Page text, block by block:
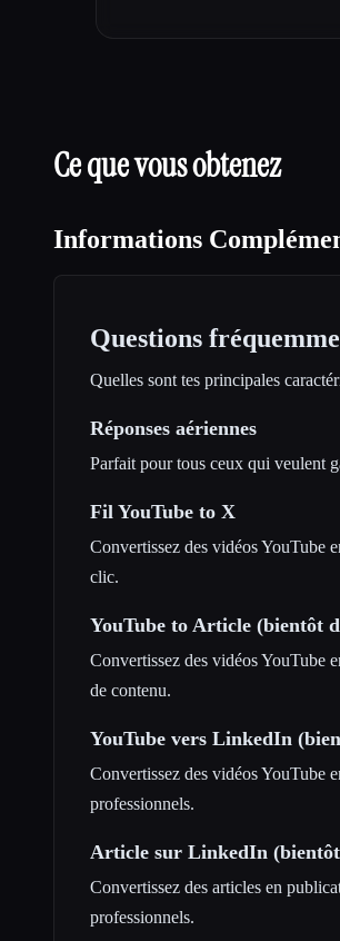
Ce que vous obtenez
Informations
Questions
Quelles sont tes principales
Réponses aériennes
Parfait pour tous ceux qui veulent
Fil YouTube to X
Convertissez des vidéos YouTube
clic.
YouTube to Article (bientôt
Convertissez des vidéos YouTube
de contenu.
YouTube vers LinkedIn
Convertissez des vidéos YouTube
professionnels.
Article sur LinkedIn
Convertissez des articles en
professionnels.